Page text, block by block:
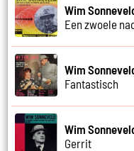
Wim
Een zwoele
Wim
Fantastisch
Wim
Gerrit